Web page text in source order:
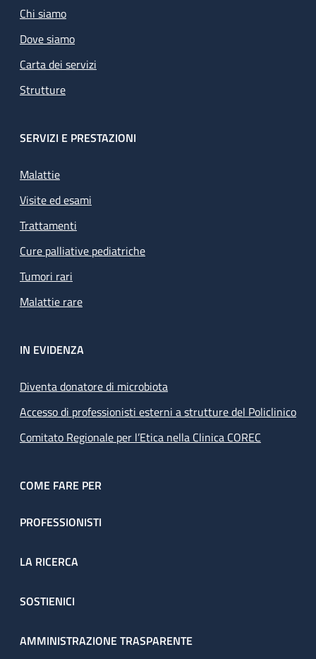
Chi siamo
Dove siamo
Carta dei servizi
Strutture
SERVIZI E PRESTAZIONI
Malattie
Visite ed esami
Trattamenti
Cure palliative pediatriche
Tumori rari
Malattie rare
IN EVIDENZA
Diventa donatore di microbiota
Accesso di professionisti esterni a strutture del Policlinico
Comitato Regionale per l’Etica nella Clinica COREC
COME FARE PER
PROFESSIONISTI
LA RICERCA
SOSTIENICI
AMMINISTRAZIONE TRASPARENTE